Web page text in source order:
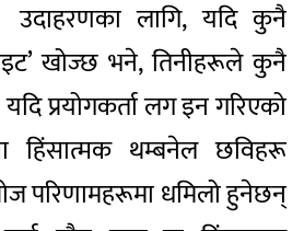
लागि, यदि कुनै
खोज्छ भने, तिनीहरूले कुनै
प्रयोगकर्ता लग इन गरिएको
हिंसात्मक थम्बनेल छविहरू
परिणामहरूमा धमिलो हुनेछन्